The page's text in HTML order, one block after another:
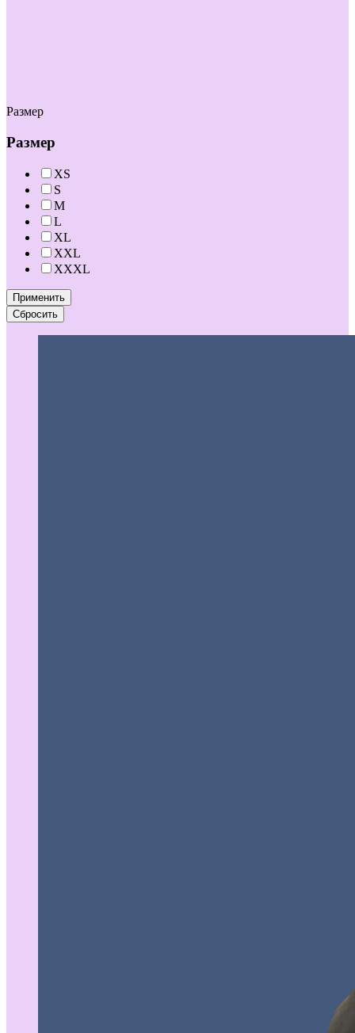
Размер
Размер
XS
S
M
L
XL
XXL
XXXL
Применить
Сбросить